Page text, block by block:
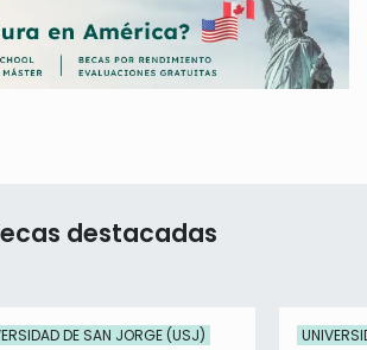
destacadas
DE SAN JORGE (USJ)